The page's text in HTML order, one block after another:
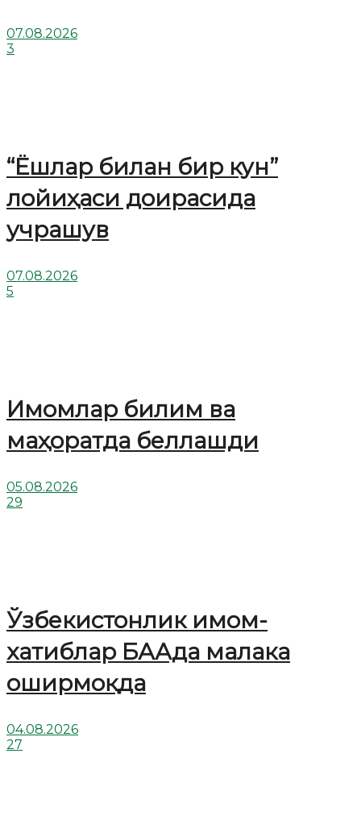
07.08.2026
3
“Ёшлар билан бир кун”
лойиҳаси доирасида
учрашув
07.08.2026
5
Имомлар билим ва
маҳоратда беллашди
05.08.2026
29
Ўзбекистонлик имом-
хатиблар БААда малака
оширмоқда
04.08.2026
27